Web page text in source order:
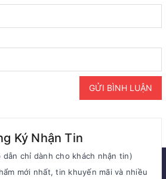
GỬI BÌNH LUẬN
Ký Nhận Tin
dẫn chỉ dành cho khách nhận tin)
mới nhất, tin khuyến mãi và nhiều